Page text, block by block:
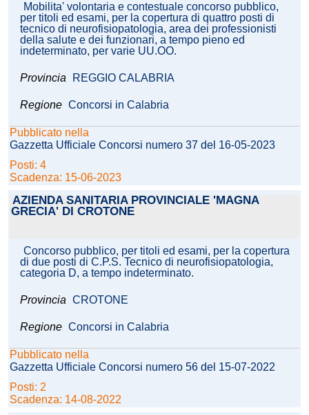
Mobilita' volontaria e contestuale concorso pubblico,
per titoli ed esami, per la copertura di quattro posti di
tecnico di neurofisiopatologia, area dei professionisti
della salute e dei funzionari, a tempo pieno ed
indeterminato, per varie UU.OO.
Provincia REGGIO CALABRIA
Regione Concorsi in Calabria
Pubblicato nella
Gazzetta Ufficiale Concorsi numero 37 del 16-05-2023
Posti: 4
Scadenza: 15-06-2023
AZIENDA SANITARIA PROVINCIALE 'MAGNA
GRECIA' DI CROTONE
Concorso pubblico, per titoli ed esami, per la copertura
di due posti di C.P.S. Tecnico di neurofisiopatologia,
categoria D, a tempo indeterminato.
Provincia CROTONE
Regione Concorsi in Calabria
Pubblicato nella
Gazzetta Ufficiale Concorsi numero 56 del 15-07-2022
Posti: 2
Scadenza: 14-08-2022